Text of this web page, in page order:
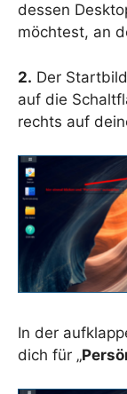
dessen
möchtest, an
2. Der
auf die
rechts auf
In der
dich für „